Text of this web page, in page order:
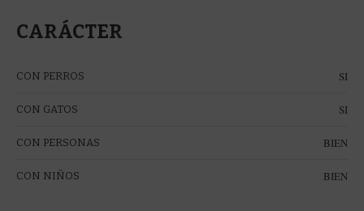
CARÁCTER
CON PERROS SI
CON GATOS SI
CON PERSONAS BIEN
CON NIÑOS BIEN